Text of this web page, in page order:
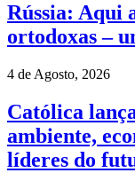
Rússia: Aqui
ortodoxas –
4 de Agosto, 2026
Católica
ambiente,
líderes do